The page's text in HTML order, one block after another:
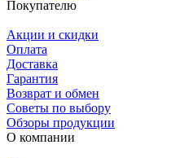
Покупателю
Акции и скидки
Оплата
Доставка
Гарантия
Возврат и обмен
Советы по выбору
Обзоры продукции
О компании